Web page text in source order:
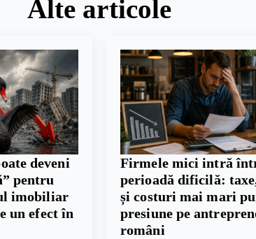
Alte articole
deveni
pentru
imobiliar
un efect în
Firmele mici intră
perioadă dificilă:
și costuri mai mari
presiune pe
români